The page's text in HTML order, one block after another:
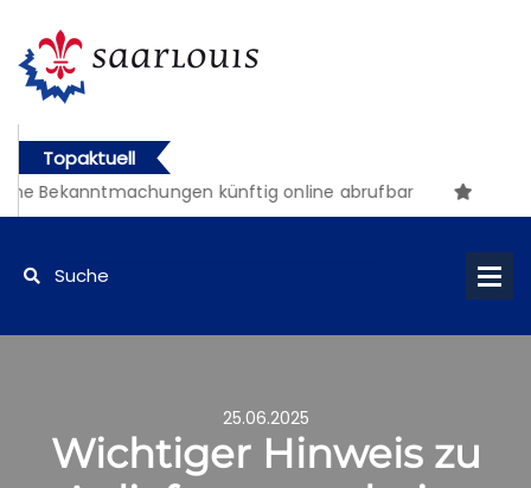
Topaktuell
Bekanntmachungen künftig online abrufbar
25.06.2025
Wichtiger Hinweis zu